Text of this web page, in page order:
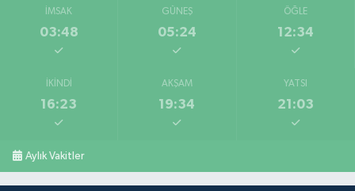
İMSAK
03:48
GÜNEŞ
05:24
ÖĞLE
12:34
İKINDI
16:23
AKŞAM
19:34
YATSI
21:03
Aylık Vakitler